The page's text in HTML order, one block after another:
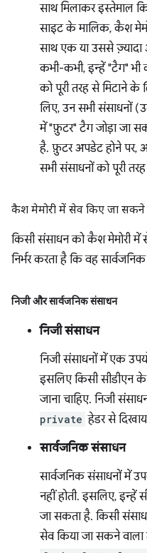
साथ मिलाकर इस्तेमाल
साइट के मालिक, कैश
साथ एक या उससे
कभी-कभी, इन्हें "टैग" भी
को पूरी तरह से मिटाने
लिए, उन सभी संसाधनों
में "फ़ुटर" टैग जोड़ा जा
है. फ़ुटर अपडेट होने पर,
सभी संसाधनों को पूरी तरह
कैश मेमोरी में सेव किए जा सकने
किसी संसाधन को कैश मेमोरी में
निर्भर करता है कि वह
निजी और सार्वजनिक संसाधन
निजी संसाधन
निजी संसाधनों में एक
इसलिए किसी सीडीएन
जाना चाहिए. निजी
private हेडर से
सार्वजनिक संसाधन
सार्वजनिक संसाधनों में
नहीं होती. इसलिए, इन्हें
जा सकता है. किसी
सेव किया जा सकने